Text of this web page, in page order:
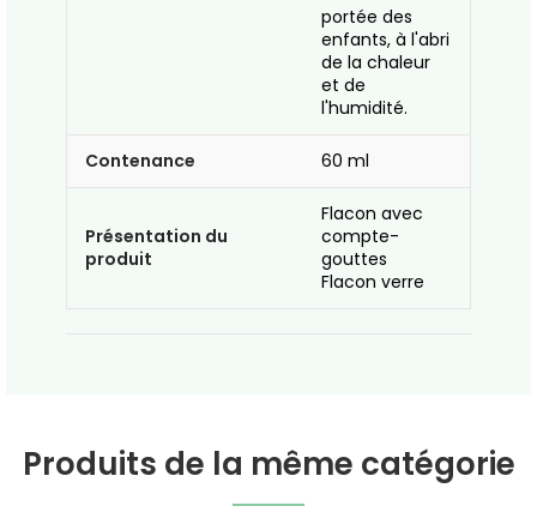
portée des
enfants, à l'abri
de la chaleur
et de
l'humidité.
Contenance 60 ml
Présentation du
produit
Flacon avec
compte-
gouttes
Flacon verre
Produits de la même catégorie